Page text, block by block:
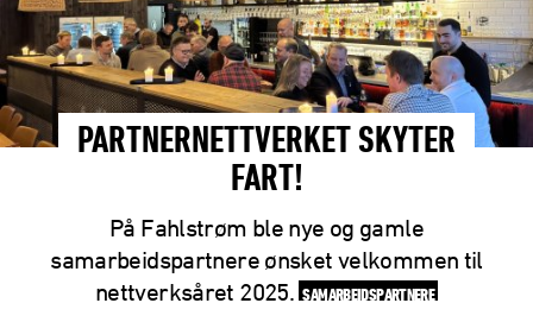
PARTNERNETTVERKET SKYTER
FART!
På Fahlstrøm ble nye og gamle
samarbeidspartnere ønsket velkommen til
nettverksåret 2025. SAMARBEIDSPARTNERE